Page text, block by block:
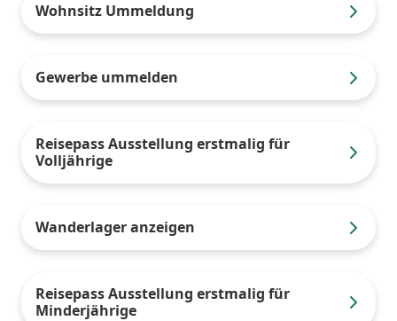
Wohnsitz Ummeldung
Gewerbe ummelden
Reisepass Ausstellung erstmalig für
Volljährige
Wanderlager anzeigen
Reisepass Ausstellung erstmalig für
Minderjährige